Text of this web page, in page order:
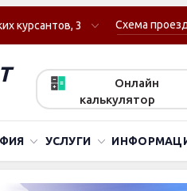
курсантов, 3 Схема
Онлайн
калькулятор
УСЛУГИ